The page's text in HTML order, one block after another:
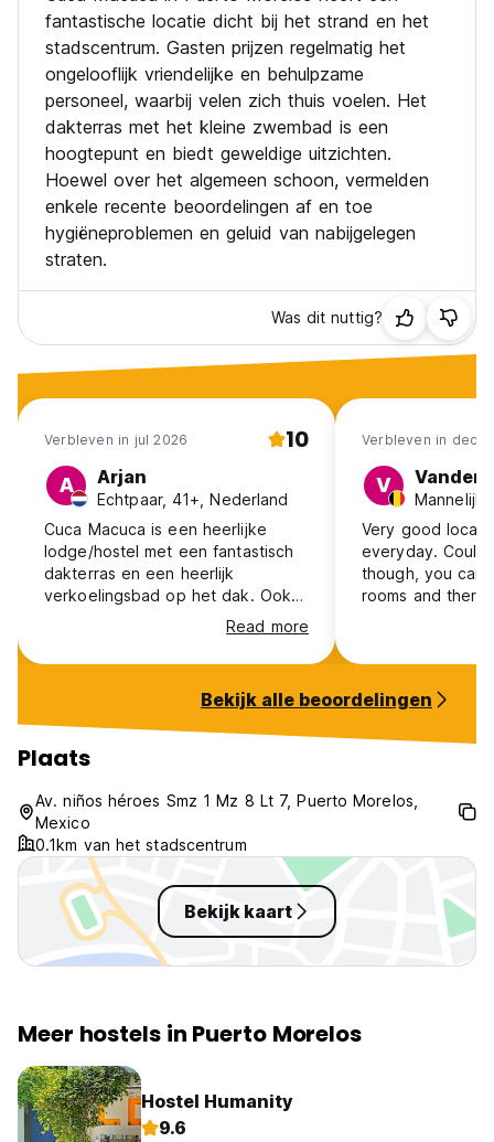
fantastische locatie dicht bij het strand en het
stadscentrum. Gasten prijzen regelmatig het
ongelooflijk vriendelijke en behulpzame
personeel, waarbij velen zich thuis voelen. Het
dakterras met het kleine zwembad is een
hoogtepunt en biedt geweldige uitzichten.
Hoewel over het algemeen schoon, vermelden
enkele recente beoordelingen af en toe
hygiëneproblemen en geluid van nabijgelegen
straten.
Was dit nuttig?
Verbleven in jul 2026 10
A Arjan
Echtpaar, 41+, Nederland
Cuca Macuca is een heerlijke
lodge/hostel met een fantastisch
dakterras en een heerlijk
verkoelingsbad op het dak. Ook
nog een mooi uitzicht. Onze prive
kamer was mooi en schoon en het
bed sliep heerlijk. Het personeel
gewacht omdat we iets later
waren. Lekker dicht bij het
centrum van Puerto Morales en op
loopafstand van strand,
restaurants, en een grote
supermarkt. En goede tips waar je
lekker kan ontbijten en dineren.
Aanrader dus.
Read more
Verbleven in dec
V
Very good
everyday. Could
though, you can
rooms and
Bekijk alle beoordelingen
Plaats
Av. niños héroes Smz 1 Mz 8 Lt 7, Puerto Morelos,
Mexico
0.1km van het stadscentrum
Bekijk kaart
Meer hostels in Puerto Morelos
Hostel Humanity
9.6